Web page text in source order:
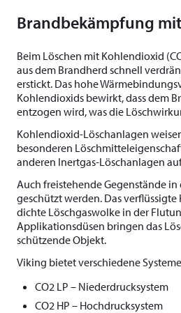
Brandbekämpfung
Beim Löschen mit Kohlendioxid
aus dem Brandherd schnell
erstickt. Das hohe
Kohlendioxids bewirkt, dass dem
entzogen wird, was die
Kohlendioxid-Löschanlagen
besonderen
anderen Inertgas-Löschanlagen
Auch freistehende Gegenstände
geschützt werden. Das
dichte Löschgaswolke in der
Applikationsdüsen bringen das
schützende Objekt.
Viking bietet verschiedene
CO2 LP – Niederdrucksystem
CO2 HP – Hochdrucksystem